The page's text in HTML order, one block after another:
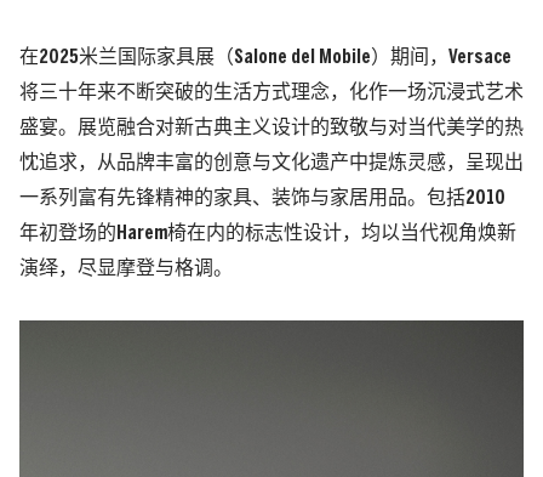
在2025米兰国际家具展（Salone del Mobile）期间，Versace
将三十年来不断突破的生活方式理念，化作一场沉浸式艺术
盛宴。展览融合对新古典主义设计的致敬与对当代美学的热
忱追求，从品牌丰富的创意与文化遗产中提炼灵感，呈现出
一系列富有先锋精神的家具、装饰与家居用品。包括2010
年初登场的Harem椅在内的标志性设计，均以当代视角焕新
演绎，尽显摩登与格调。